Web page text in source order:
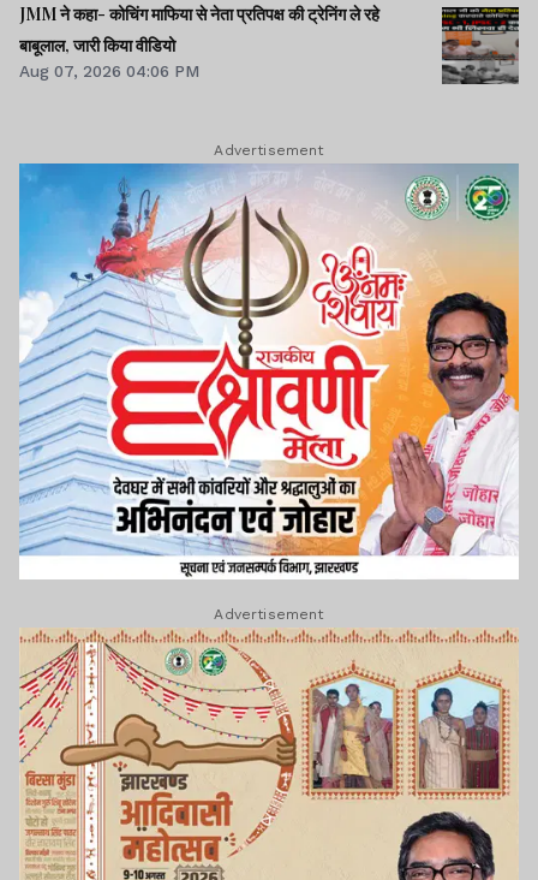
JMM ने कहा- कोचिंग माफिया से नेता प्रतिपक्ष की ट्रेनिंग ले रहे
बाबूलाल, जारी किया वीडियो
Aug 07, 2026 04:06 PM
Advertisement
Advertisement